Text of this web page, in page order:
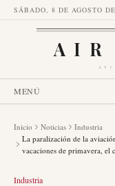
SÁBADO, 8 DE AGOSTO
AIR
MENÚ
Inicio Noticias
Industria
La paralización de la
vacaciones de primavera, el
Industria